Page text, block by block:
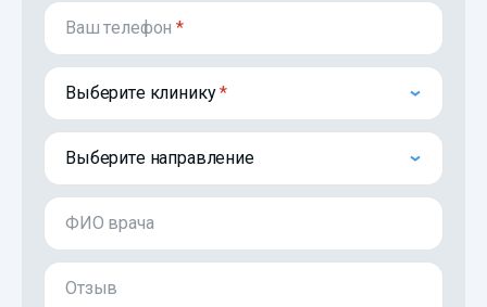
Ваш телефон*
Выберите клинику
Выберите направление
ФИО врача
Отзыв